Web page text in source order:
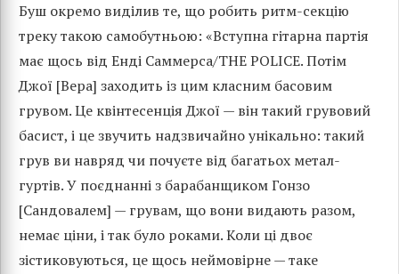
Буш окремо виділив те, що робить ритм-секцію
треку такою самобутньою: «Вступна гітарна партія
має щось від Енді Саммерса/THE POLICE. Потім
Джої [Вера] заходить із цим класним басовим
грувом. Це квінтесенція Джої — він такий грувовий
басист, і це звучить надзвичайно унікально: такий
грув ви навряд чи почуєте від багатьох метал-
гуртів. У поєднанні з барабанщиком Гонзо
[Сандовалем] — грувам, що вони видають разом,
немає ціни, і так було роками. Коли ці двоє
зістиковуються, це щось неймовірне — таке